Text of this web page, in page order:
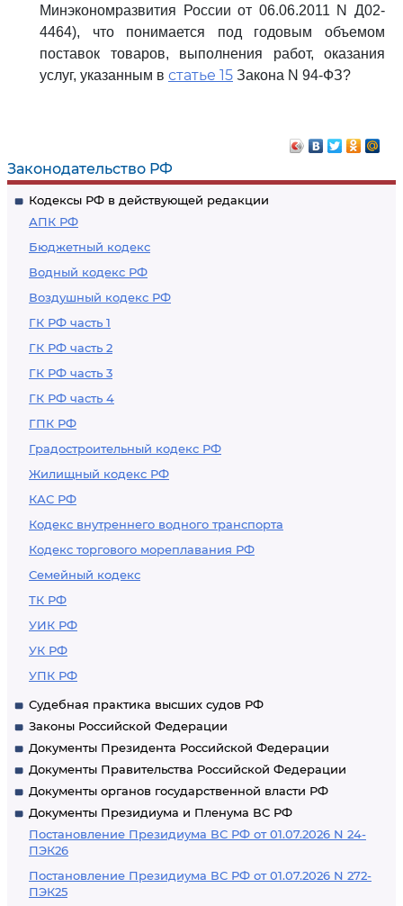
Законодательство РФ
Кодексы РФ в действующей редакции
АПК РФ
Бюджетный кодекс
Водный кодекс РФ
Воздушный кодекс РФ
ГК РФ часть 1
ГК РФ часть 2
ГК РФ часть 3
ГК РФ часть 4
ГПК РФ
Градостроительный кодекс РФ
Жилищный кодекс РФ
КАС РФ
Кодекс внутреннего водного транспорта
Кодекс торгового мореплавания РФ
Семейный кодекс
ТК РФ
УИК РФ
УК РФ
УПК РФ
Судебная практика высших судов РФ
Законы Российской Федерации
Документы Президента Российской Федерации
Документы Правительства Российской Федерации
Документы органов государственной власти РФ
Документы Президиума и Пленума ВС РФ
Постановление Президиума ВС РФ от 01.07.2026 N 24-
ПЭК26
Постановление Президиума ВС РФ от 01.07.2026 N 272-
ПЭК25
Минэкономразвития России от 06.06.2011 N Д02-
4464), что понимается под годовым объемом
поставок товаров, выполнения работ, оказания
услуг, указанным в статье 15 Закона N 94-ФЗ?